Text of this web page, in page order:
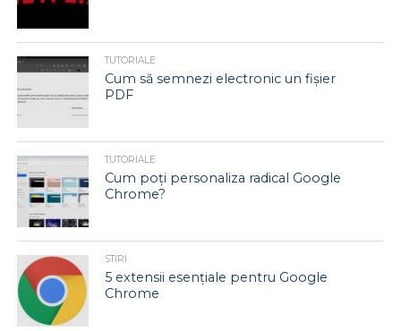
TUTORIALE
Cum să semnezi electronic un fișier
PDF
TUTORIALE
Cum poți personaliza radical Google
Chrome?
STIRI
5 extensii esențiale pentru Google
Chrome